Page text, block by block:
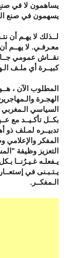
يساهمون لا في
يسهمون في صنع
لــذلك لا يهـم أن
معـرفـي. لا يهــم
نقــاش عمومي
كبيــرة أي ملـف
المطلوب الآن ،
الهجـرة
السياسي
بكــل تأكـيــد مع
تدبيــره لمـلف
المفكر
التعزيز وظيفة
يـفعلـه غـيـرُنــا
يـتـبـنى في
الـمفكــر.